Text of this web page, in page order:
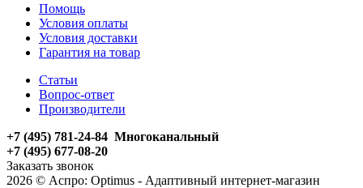
Помощь
Условия оплаты
Условия доставки
Гарантия на товар
Статьи
Вопрос-ответ
Производители
+7 (495) 781-24-84 Многоканальный
+7 (495) 677-08-20
Заказать звонок
2026 © Аспро: Optimus - Адаптивный интернет-магазин